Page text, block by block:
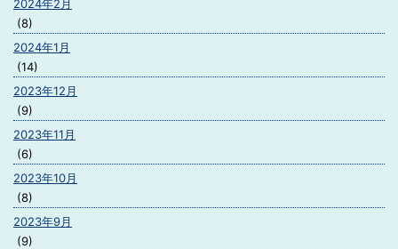
2024年2月
(8)
2024年1月
(14)
2023年12月
(9)
2023年11月
(6)
2023年10月
(8)
2023年9月
(9)